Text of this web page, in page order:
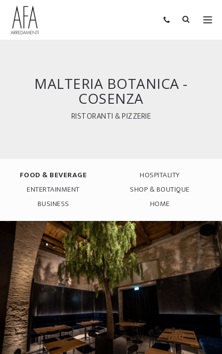
MALTERIA BOTANICA -
COSENZA
RISTORANTI & PIZZERIE
FOOD & BEVERAGE
HOSPITALITY
ENTERTAINMENT
SHOP & BOUTIQUE
BUSINESS
HOME